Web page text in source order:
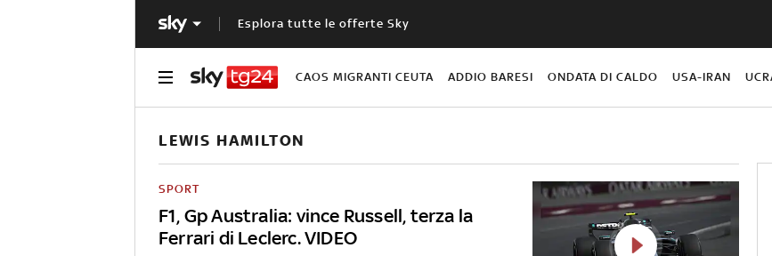
Esplora tutte le offerte Sky
CAOS MIGRANTI CEUTA ADDIO BARESI ONDATA DI CALDO USA-IRAN
LEWIS HAMILTON
F1, Gp Australia: vince Russell, terza la
Ferrari di Leclerc. VIDEO
SPORT